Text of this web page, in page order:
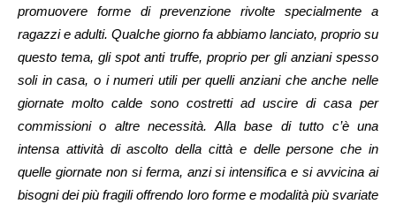
promuovere forme di prevenzione rivolte specialmente a
ragazzi e adulti. Qualche giorno fa abbiamo lanciato, proprio su
questo tema, gli spot anti truffe, proprio per gli anziani spesso
soli in casa, o i numeri utili per quelli anziani che anche nelle
giornate molto calde sono costretti ad uscire di casa per
commissioni o altre necessità. Alla base di tutto c’è una
intensa attività di ascolto della città e delle persone che in
quelle giornate non si ferma, anzi si intensifica e si avvicina ai
bisogni dei più fragili offrendo loro forme e modalità più svariate